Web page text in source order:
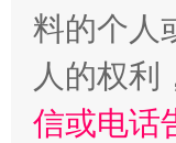
料的个人
人的权利
信或电话